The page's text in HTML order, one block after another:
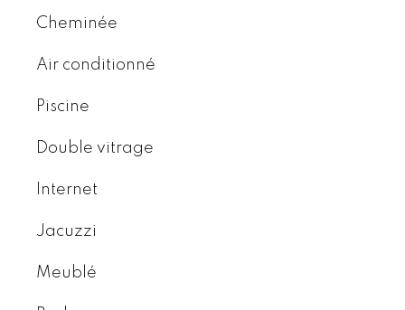
Cheminée
Air conditionné
Piscine
Double vitrage
Internet
Jacuzzi
Meublé